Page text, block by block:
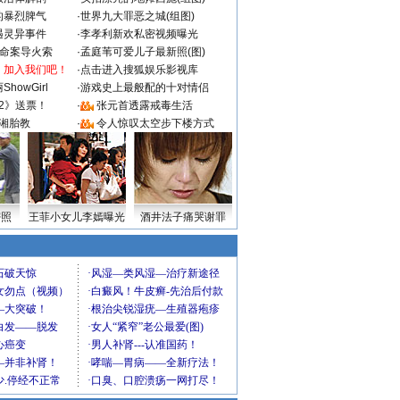
暴烈脾气
·世界九大罪恶之城(组图)
灵异事件
·李孝利新欢私密视频曝光
案导火索
·孟庭苇可爱儿子最新照(图)
入我们吧！
·点击进入搜狐娱乐影视库
·游戏史上最般配的十对情侣
送票！
·
张元首透露戒毒生活
胎教
· 令人惊叹太空步下楼方式
王菲小女儿李嫣曝光 酒井法子痛哭谢罪